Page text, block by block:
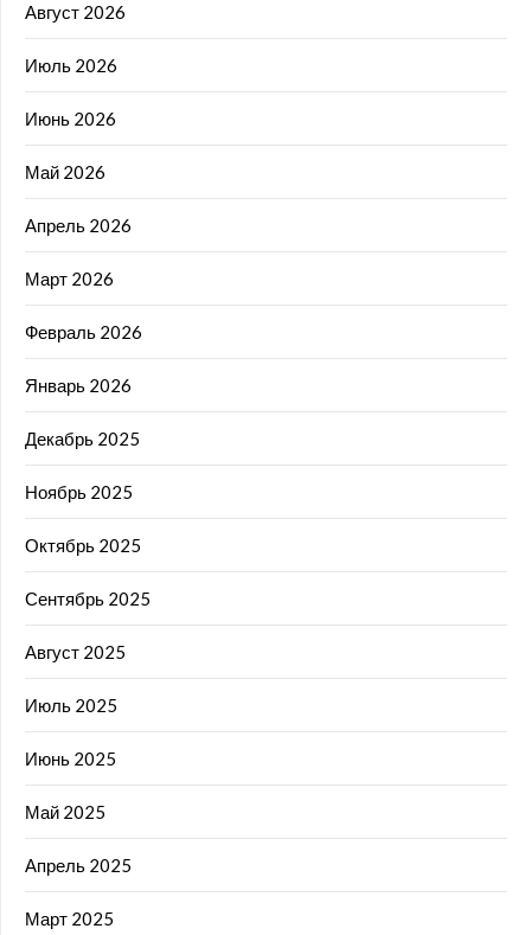
Август 2026
Июль 2026
Июнь 2026
Май 2026
Апрель 2026
Март 2026
Февраль 2026
Январь 2026
Декабрь 2025
Ноябрь 2025
Октябрь 2025
Сентябрь 2025
Август 2025
Июль 2025
Июнь 2025
Май 2025
Апрель 2025
Март 2025